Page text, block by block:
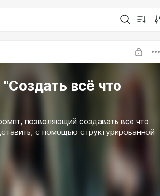
всё что
позволяющий создавать все что
с помощью структурированной